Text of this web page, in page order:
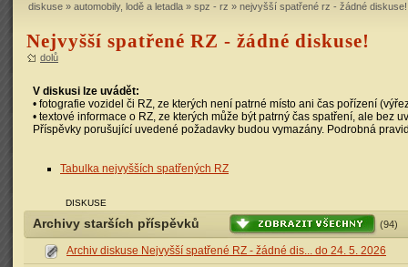
diskuse » automobily, lodě a letadla » spz - rz » nejvyšší spatřené rz - žádné diskuse!
Nejvyšší spatřené RZ - žádné diskuse!
dolů
V diskusi lze uvádět:
• fotografie vozidel či RZ, ze kterých není patrné místo ani čas pořízení
• textové informace o RZ, ze kterých může být patrný čas spatření, ale bez
Příspěvky porušující uvedené požadavky budou vymazány. Podrobná
Tabulka nejvyšších spatřených RZ
DISKUSE
Archivy starších příspěvků (94)
Archiv diskuse Nejvyšší spatřené RZ - žádné dis... do 24. 5. 2026